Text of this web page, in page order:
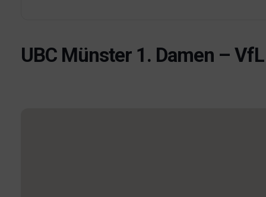
UBC Münster 1. Damen –